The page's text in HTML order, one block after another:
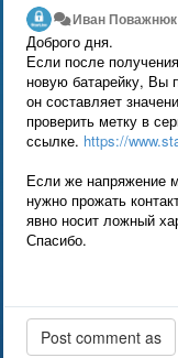
Иван
Доброго дня.
Если после
новую батарейку, Вы
он составляет
проверить метку в
ссылке. https://
Если же напряжение
нужно прожать
явно носит ложный
Спасибо.